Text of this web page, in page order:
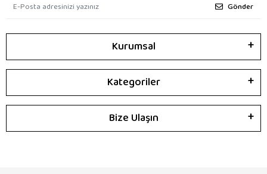
Gönder
Kurumsal
Kategoriler
Bize Ulaşın